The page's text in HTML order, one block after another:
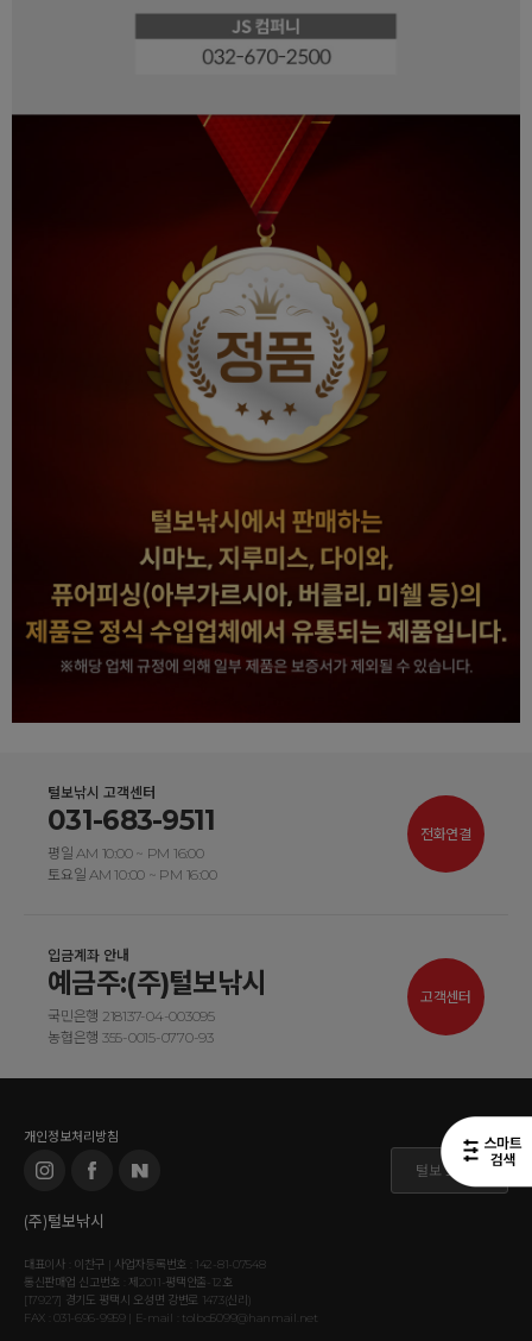
털보낚시 고객센터
031-683-9511
평일 AM 10:00 ~ PM 16:00
토요일 AM 10:00 ~ PM 16:00
전화연결
입금계좌 안내
예금주:(주)털보낚시
국민은행 218137-04-003095
농협은행 355-0015-0770-93
고객센터
개인정보처리방침
털보 도매몰
(주)털보낚시
대표이사 : 이찬구 | 사업자등록번호 : 142-81-07548
통신판매업 신고번호 : 제2011-평택안출-12호
[17927] 경기도 평택시 오성면 강변로 1473(신리)
FAX : 031-696-9959 | E-mail : tolbo5099@hanmail.net